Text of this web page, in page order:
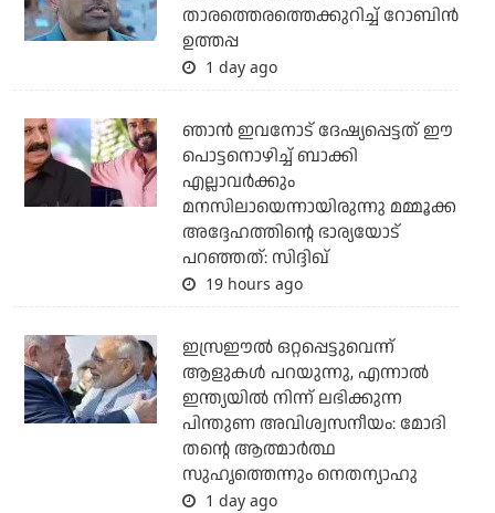
താരത്തെരത്തെക്കുറിച്ച് റോബിന്‍
ഉത്തപ്പ
1 day ago
ഞാന്‍ ഇവനോട് ദേഷ്യപ്പെട്ടത് ഈ
പൊട്ടനൊഴിച്ച് ബാക്കി
എല്ലാവര്‍ക്കും
മനസിലായെന്നായിരുന്നു മമ്മൂക്ക
അദ്ദേഹത്തിന്റെ ഭാര്യയോട്
പറഞ്ഞത്: സിദ്ദിഖ്
19 hours ago
ഇസ്രഈല്‍ ഒറ്റപ്പെട്ടുവെന്ന്
ആളുകള്‍ പറയുന്നു, എന്നാല്‍
ഇന്ത്യയില്‍ നിന്ന് ലഭിക്കുന്ന
പിന്തുണ അവിശ്വസനീയം: മോദി
തന്റെ ആത്മാര്‍ത്ഥ
സുഹൃത്തെന്നും നെതന്യാഹു
1 day ago